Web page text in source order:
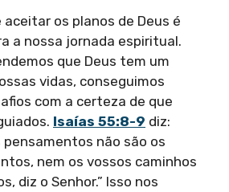
os planos de Deus é
a nossa jornada espiritual.
que Deus tem um
vidas, conseguimos
com a certeza de que
Isaías 55:8-9 diz:
pensamentos não são os
nem os vossos caminhos
diz o Senhor.” Isso nos